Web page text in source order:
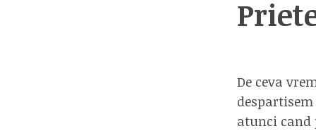
De ceva
atunci cand